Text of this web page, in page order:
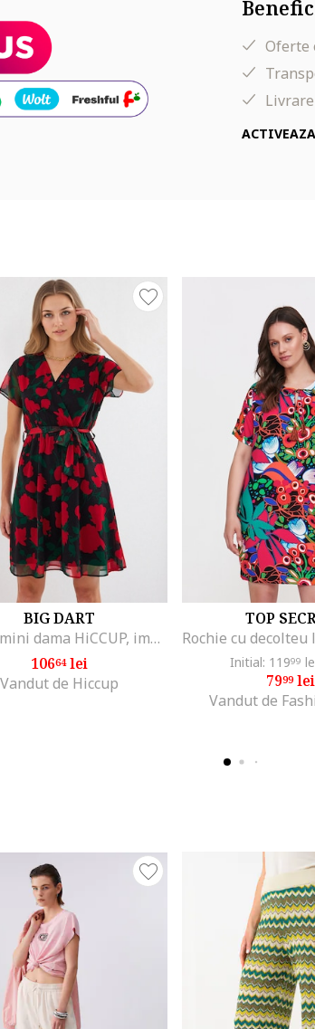
Oferte
BIG DART
Rochie mini dama HiCCUP, imprimeu floral, textil, decolteu in V, multicolor
10664lei
Vandut de Hiccup
TOP
Initial: 11999
7999lei
Vandut de